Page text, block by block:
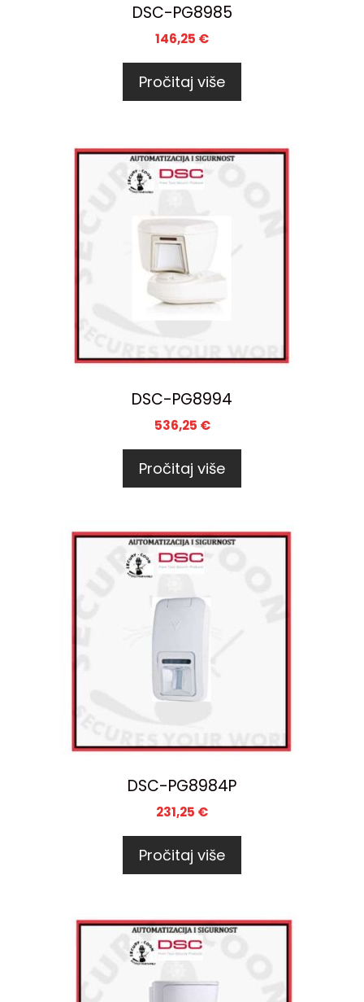
DSC-PG8985
146,25 €
Pročitaj više
DSC-PG8994
536,25 €
Pročitaj više
DSC-PG8984P
231,25 €
Pročitaj više